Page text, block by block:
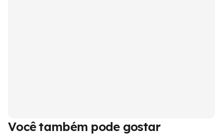
Você também pode gostar